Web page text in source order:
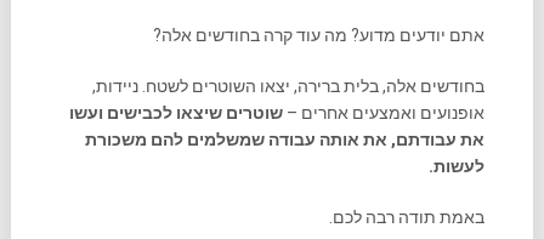
אתם יודעים מדוע? מה עוד קרה בחודשים אלה?
בחודשים אלה, בלית ברירה, יצאו השוטרים לשטח. ניידות,
אופנועים ואמצעים אחרים – שוטרים שיצאו לכבישים ועשו
את עבודתם, את אותה עבודה שמשלמים להם משכורת
לעשות.
באמת תודה רבה לכם.